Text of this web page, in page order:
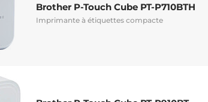
Brother P-Touch Cube PT-P710BTH
Imprimante à étiquettes compacte